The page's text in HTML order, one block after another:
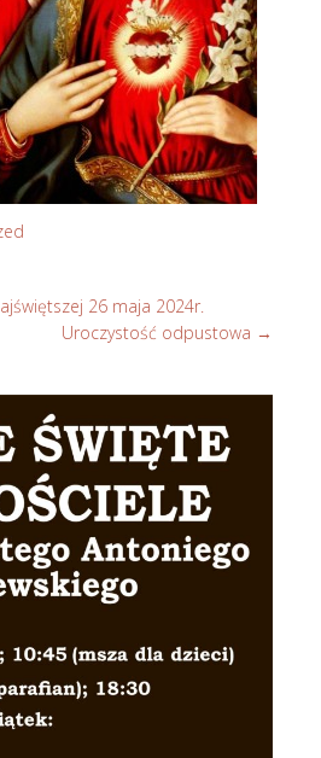
26 maja 2024r.
Uroczystość odpustowa →